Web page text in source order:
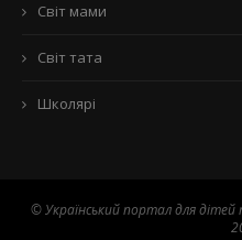
Світ мами
Світ тата
Школярі
© Український портал для дітей